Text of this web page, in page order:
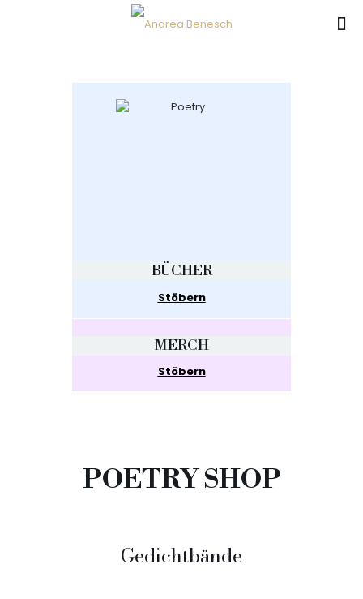
BÜCHER
Stöbern
MERCH
Stöbern
POETRY SHOP
Gedichtbände